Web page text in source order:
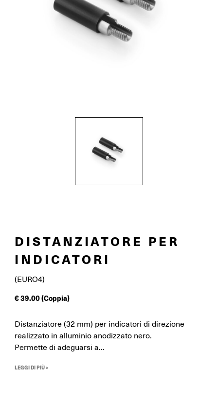
DISTANZIATORE PER
INDICATORI
(EURO4)
€39.00(Coppia)
Distanziatore (32 mm) per indicatori di direzione
realizzato in alluminio anodizzato nero.
Permette di adeguarsi a...
LEGGI DI PIÙ >